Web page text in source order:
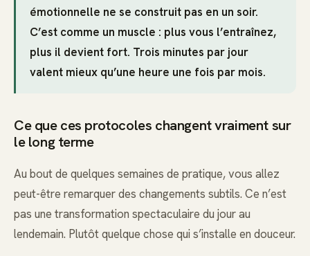
émotionnelle ne se construit pas en un soir.
C’est comme un muscle : plus vous l’entraînez,
plus il devient fort. Trois minutes par jour
valent mieux qu’une heure une fois par mois.
Ce que ces protocoles changent vraiment sur
le long terme
Au bout de quelques semaines de pratique, vous allez
peut-être remarquer des changements subtils. Ce n’est
pas une transformation spectaculaire du jour au
lendemain. Plutôt quelque chose qui s’installe en douceur.